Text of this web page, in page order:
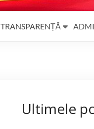
TRANSPARENȚĂ
Ultimele